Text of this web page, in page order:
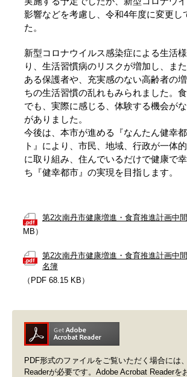
影響などを考慮し、令和4年度に変更し
た。
新型コロナウイルス感染症による生活
り、生活習慣病のリスクが増加し、ま
ある保護者や、充実感のない高齢者の
ちの生活習慣の乱れもみられました。
でも、実際に感じる、体験する機会が
がありました。
今後は、本市が進める『なんたん健幸
ト』により、市民、地域、行政が一体
に取り組み、住んでいるだけで健康で
ち『健幸都市』の実現を目指します。
第2次南丹市健康増進・食育推進計画中
MB）
第2次南丹市健康増進・食育推進計画中
名簿
（PDF 68.15 KB）
PDF形式のファイルをご覧いただく場合には
Readerが必要です。Adobe Acrobat Readerを